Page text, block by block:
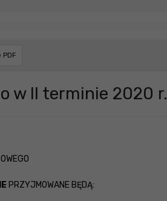
w II terminie 2020 r.
PRZYJMOWANE BĘDĄ: